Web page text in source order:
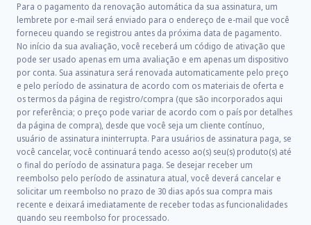
Para o pagamento da renovação automática da sua assinatura, um
lembrete por e-mail será enviado para o endereço de e-mail que você
forneceu quando se registrou antes da próxima data de pagamento.
No início da sua avaliação, você receberá um código de ativação que
pode ser usado apenas em uma avaliação e em apenas um dispositivo
por conta. Sua assinatura será renovada automaticamente pelo preço
e pelo período de assinatura de acordo com os materiais de oferta e
os termos da página de registro/compra (que são incorporados aqui
por referência; o preço pode variar de acordo com o país por detalhes
da página de compra), desde que você seja um cliente contínuo,
usuário de assinatura ininterrupta. Para usuários de assinatura paga, se
você cancelar, você continuará tendo acesso ao(s) seu(s) produto(s) até
o final do período de assinatura paga. Se desejar receber um
reembolso pelo período de assinatura atual, você deverá cancelar e
solicitar um reembolso no prazo de 30 dias após sua compra mais
recente e deixará imediatamente de receber todas as funcionalidades
quando seu reembolso for processado.